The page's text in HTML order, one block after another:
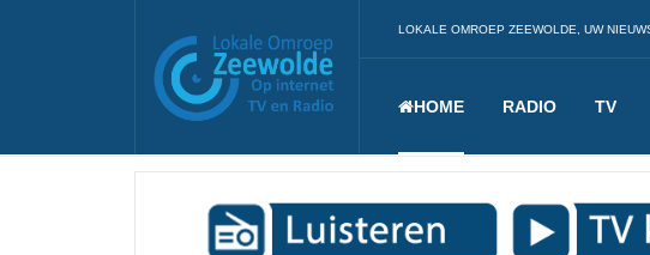
LOKALE OMROEP ZEEWOLDE, UW
HOME RADIO TV